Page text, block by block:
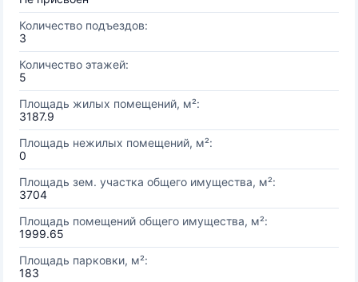
Количество подъездов:
3
Количество этажей:
5
Площадь жилых помещений, м²:
3187.9
Площадь нежилых помещений, м²:
0
Площадь зем. участка общего имущества, м²:
3704
Площадь помещений общего имущества, м²:
1999.65
Площадь парковки, м²:
183